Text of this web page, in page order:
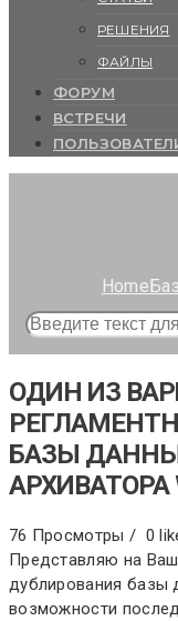
РЕШЕНИЯ
ФАЙЛЫ
ФОРУМ
ВСТРЕЧИ
Home
ОДИН ИЗ
БАЗЫ
АРХИВАТОРА
76 Просмотры / 0
Представляю на
дублирования базы
возможности